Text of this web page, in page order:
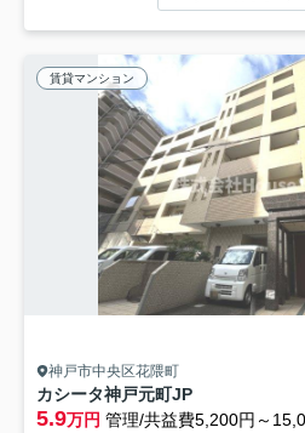
賃貸マンション
神戸市中央区花隈町
カシータ神戸元町JP
5.9万円 管理/共益費5,200円～